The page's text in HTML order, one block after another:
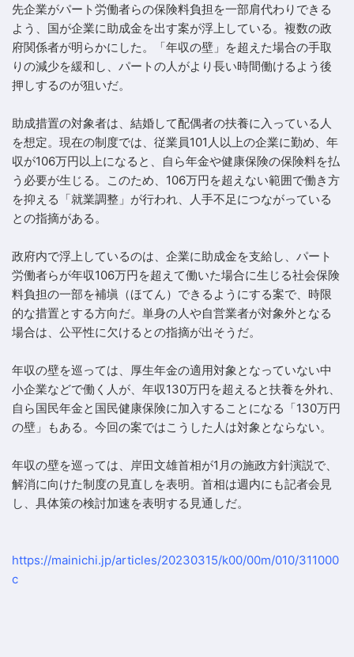
先企業がパート労働者らの保険料負担を一部肩代わりできる
よう、国が企業に助成金を出す案が浮上している。複数の政
府関係者が明らかにした。「年収の壁」を超えた場合の手取
りの減少を緩和し、パートの人がより長い時間働けるよう後
押しするのが狙いだ。
助成措置の対象者は、結婚して配偶者の扶養に入っている人
を想定。現在の制度では、従業員101人以上の企業に勤め、年
収が106万円以上になると、自ら年金や健康保険の保険料を払
う必要が生じる。このため、106万円を超えない範囲で働き方
を抑える「就業調整」が行われ、人手不足につながっている
との指摘がある。
政府内で浮上しているのは、企業に助成金を支給し、パート
労働者らが年収106万円を超えて働いた場合に生じる社会保険
料負担の一部を補塡（ほてん）できるようにする案で、時限
的な措置とする方向だ。単身の人や自営業者が対象外となる
場合は、公平性に欠けるとの指摘が出そうだ。
年収の壁を巡っては、厚生年金の適用対象となっていない中
小企業などで働く人が、年収130万円を超えると扶養を外れ、
自ら国民年金と国民健康保険に加入することになる「130万円
の壁」もある。今回の案ではこうした人は対象とならない。
年収の壁を巡っては、岸田文雄首相が1月の施政方針演説で、
解消に向けた制度の見直しを表明。首相は週内にも記者会見
し、具体策の検討加速を表明する見通しだ。
https://mainichi.jp/articles/20230315/k00/00m/010/311000
c